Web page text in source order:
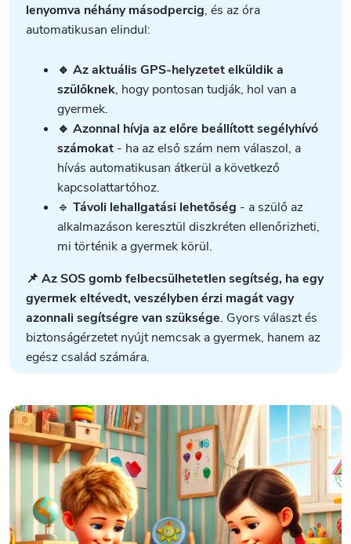
lenyomva néhány másodpercig, és az óra
automatikusan elindul:
🔹 Az aktuális GPS-helyzetet elküldik a
szülőknek, hogy pontosan tudják, hol van a
gyermek.
🔹 Azonnal hívja az előre beállított segélyhívó
számokat - ha az első szám nem válaszol, a
hívás automatikusan átkerül a következő
kapcsolattartóhoz.
🔹Távoli lehallgatási lehetőség - a szülő az
alkalmazáson keresztül diszkréten ellenőrizheti,
mi történik a gyermek körül.
📌 Az SOS gomb felbecsülhetetlen segítség, ha egy
gyermek eltévedt, veszélyben érzi magát vagy
azonnali segítségre van szüksége. Gyors választ és
biztonságérzetet nyújt nemcsak a gyermek, hanem az
egész család számára.